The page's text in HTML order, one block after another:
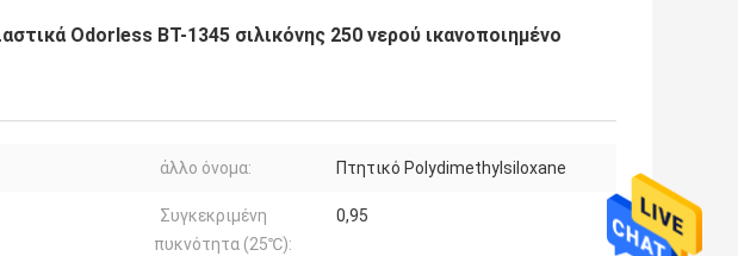
Odorless BT-1345 σιλικόνης 250 νερού ικανοποιημένο
άλλο όνομα: Πτητικό Polydimethylsiloxane
Συγκεκριμένη
πυκνότητα (25℃):
0,95